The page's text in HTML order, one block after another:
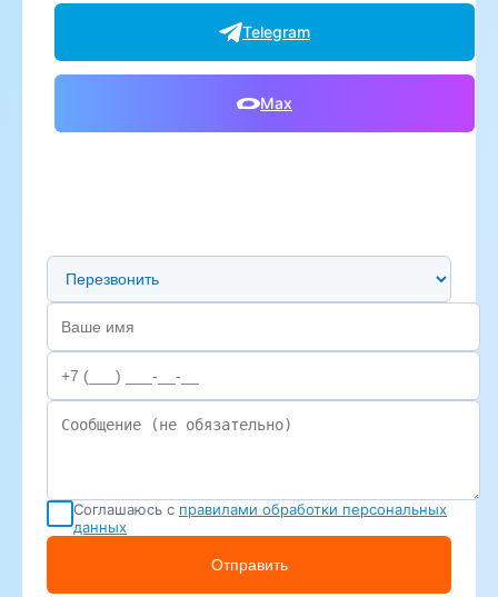
Telegram
Max
Предпочтительный способ связи
Соглашаюсь с правилами обработки персональных
данных
Отправить